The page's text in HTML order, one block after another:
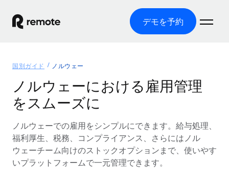
デモを予約
グローバル雇用
グローバル給与処理
コンプライアンス対応の給与処理を手軽に
Employer of Record（EOR）
グローバル展開をコストをかけずに実現
ソリューション
各国の制度に対応
国別ガイド
/国別のグローバル雇用支援を検索する
リソース
ツールと計算ツール
価格
国別ガイド ノルウェー
ノルウェーにおける雇用管理
をスムーズに
ノルウェーでの雇用をシンプルにできます。給与処理、
福利厚生、税務、コンプライアンス、さらにはノル
ウェーチーム向けのストックオプションまで、使いやす
いプラットフォームで一元管理できます。